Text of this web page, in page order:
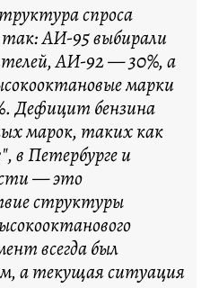
спроса
так: АИ-95 выбирали
АИ-92 — 30%, а
марки
Дефицит бензина
марок, таких как
в Петербурге и
— это
структуры
всегда был
а текущая ситуация